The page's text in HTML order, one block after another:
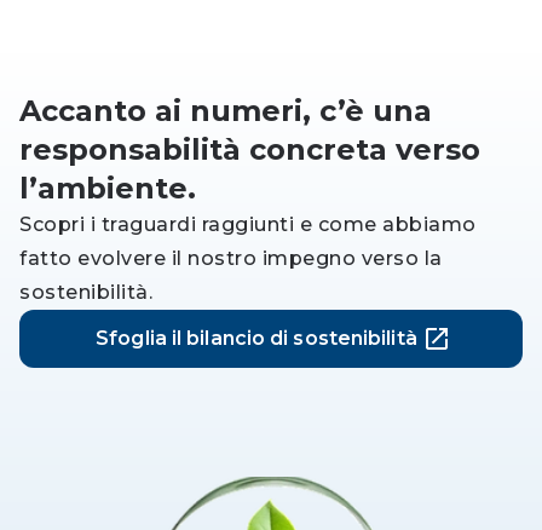
Accanto ai numeri, c’è una
responsabilità concreta verso
l’ambiente.
Scopri i traguardi raggiunti e come abbiamo
fatto evolvere il nostro impegno verso la
sostenibilità.
Sfoglia il bilancio di sostenibilità